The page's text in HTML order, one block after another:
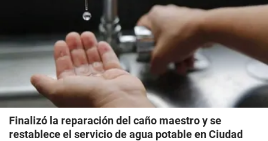
Finalizó la reparación del caño maestro y se
restablece el servicio de agua potable en Ciudad